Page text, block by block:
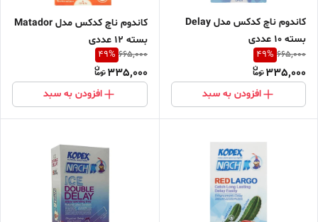
کاندوم ناچ کدکس مدل Delay
بسته 10 عددی
665,000
49%
335,000
افزودن به سبد
کاندوم ناچ کدکس مدل Matador
بسته 12 عددی
665,000
49%
335,000
افزودن به سبد